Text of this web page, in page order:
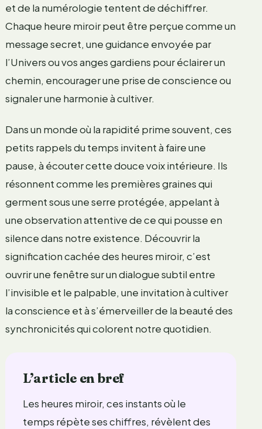
et de la numérologie tentent de déchiffrer.
Chaque heure miroir peut être perçue comme un
message secret, une guidance envoyée par
l’Univers ou vos anges gardiens pour éclairer un
chemin, encourager une prise de conscience ou
signaler une harmonie à cultiver.
Dans un monde où la rapidité prime souvent, ces
petits rappels du temps invitent à faire une
pause, à écouter cette douce voix intérieure. Ils
résonnent comme les premières graines qui
germent sous une serre protégée, appelant à
une observation attentive de ce qui pousse en
silence dans notre existence. Découvrir la
signification cachée des heures miroir, c’est
ouvrir une fenêtre sur un dialogue subtil entre
l’invisible et le palpable, une invitation à cultiver
la conscience et à s’émerveiller de la beauté des
synchronicités qui colorent notre quotidien.
L’article en bref
Les heures miroir, ces instants où le
temps répète ses chiffres, révèlent des